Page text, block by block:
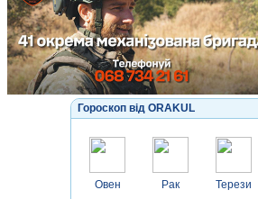
Гороскоп від ORAKUL
Овен Рак Терези